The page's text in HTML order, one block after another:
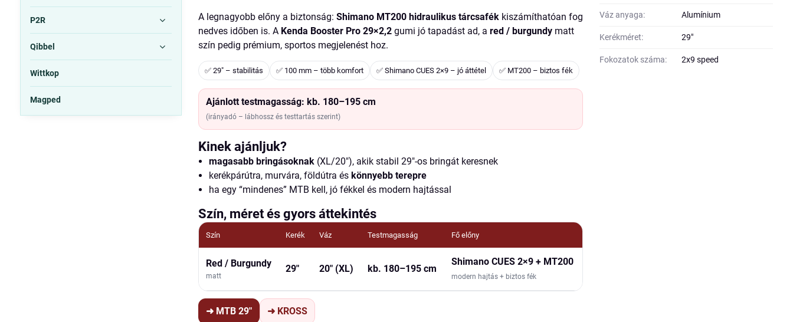
A legnagyobb előny a biztonság:Shimano MT200 hidraulikus tárcsafék kiszámíthatóan fog
nedves időben is. A Kenda Booster Pro 29×2,2 gumi jó tapadást ad, ared / burgundy matt
szín pedig prémium, sportos megjelenést hoz.
✅ 29" – stabilitás ✅ 100 mm – több komfort ✅ Shimano CUES 2×9 – jó áttétel ✅ MT200 – biztos fék
Ajánlott testmagasság: kb. 180–195 cm
(irányadó – lábhossz és testtartás szerint)
Kinek ajánljuk?
magasabb bringásoknak (XL/20"), akik stabil 29"-os bringát keresnek
kerékpárútra, murvára, földútra éskönnyebb terepre
ha egy “mindenes” MTB kell, jó fékkel és modern hajtással
Szín, méret és gyors áttekintés
Szín Kerék Váz Testmagasság Fő előny
Red / Burgundy
matt
29" 20" (XL) kb. 180–195 cm
Shimano CUES 2×9 + MT200
modern hajtás + biztos fék
➜ MTB 29" ➜ KROSS
Váz anyaga: Alumínium
Kerékméret: 29"
Fokozatok száma: 2x9 speed
P2R
Qibbel
Wittkop
Magped